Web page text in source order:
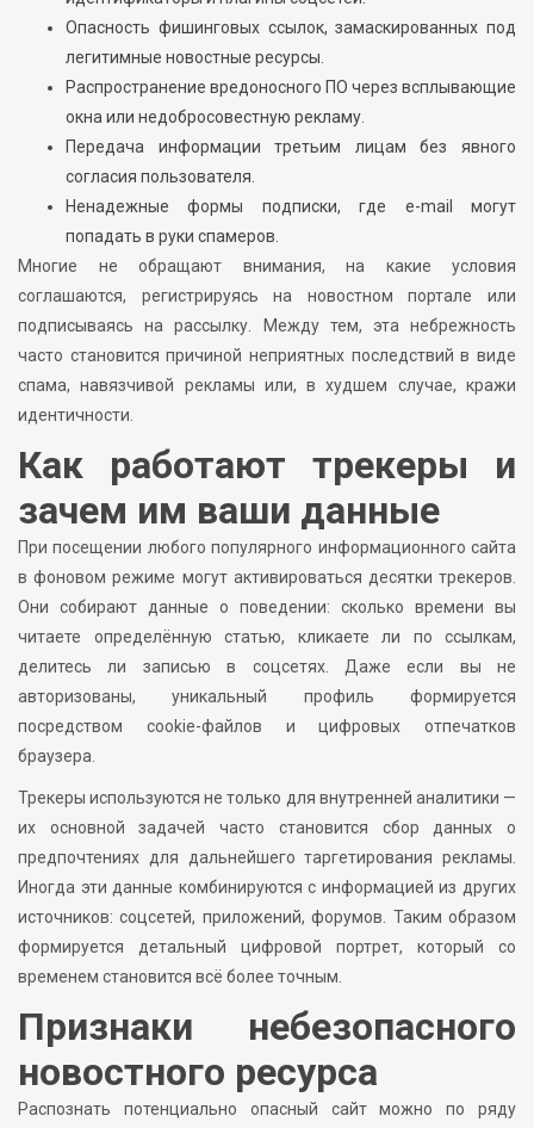
Опасность фишинговых ссылок, замаскированных под
легитимные новостные ресурсы.
Распространение вредоносного ПО через всплывающие
окна или недобросовестную рекламу.
Передача информации третьим лицам без явного
согласия пользователя.
Ненадежные формы подписки, где e-mail могут
попадать в руки спамеров.
Многие не обращают внимания, на какие условия
соглашаются, регистрируясь на новостном портале или
подписываясь на рассылку. Между тем, эта небрежность
часто становится причиной неприятных последствий в виде
спама, навязчивой рекламы или, в худшем случае, кражи
идентичности.
Как работают трекеры и
зачем им ваши данные
При посещении любого популярного информационного сайта
в фоновом режиме могут активироваться десятки трекеров.
Они собирают данные о поведении: сколько времени вы
читаете определённую статью, кликаете ли по ссылкам,
делитесь ли записью в соцсетях. Даже если вы не
авторизованы, уникальный профиль формируется
посредством cookie-файлов и цифровых отпечатков
браузера.
Трекеры используются не только для внутренней аналитики —
их основной задачей часто становится сбор данных о
предпочтениях для дальнейшего таргетирования рекламы.
Иногда эти данные комбинируются с информацией из других
источников: соцсетей, приложений, форумов. Таким образом
формируется детальный цифровой портрет, который со
временем становится всё более точным.
Признаки небезопасного
новостного ресурса
Распознать потенциально опасный сайт можно по ряду